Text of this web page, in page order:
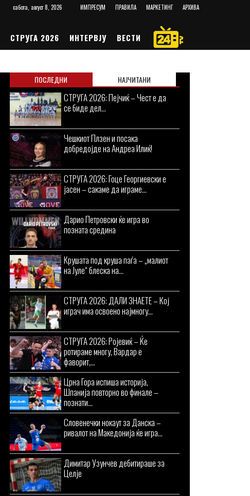
сабота, август 8, 2026 ИМПРЕСУМ ПРАВИЛА МАРКЕТИНГ АРХИВА
СТРУГА 2026 ИНТЕРВЈУ ВЕСТИ
ПОСЛЕДНИ НАЈЧИТАНИ
СТРУГА 2026: Пејчиќ – Чест е да
се биде дел...
Чешкиот Плзен и посака
добредојде на Андреа Илиќ!
СТРУГА 2026: Гоце Георгиевски е
јасен – сакаме да играме...
Дарио Петровски ќе игра во
позната средина
Крушата под круша паѓа – „малиот
на Јуле“ блеска на...
СТРУГА 2026: ДАЛИ ЗНАЕТЕ – Кој
играч има освоено најмногу...
СТРУГА 2026: Ројевиќ – Ќе
ротираме многу, Вардар е
фаворит,...
Црна Гора испиша историја,
Шпанија повторно во финале –
познати...
Словенечки нокаут за Данска –
ривалот на Македонија ќе игра...
Димитар Узунчев дебитираше за
Целје